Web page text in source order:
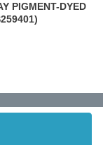
PIGMENT-DYED